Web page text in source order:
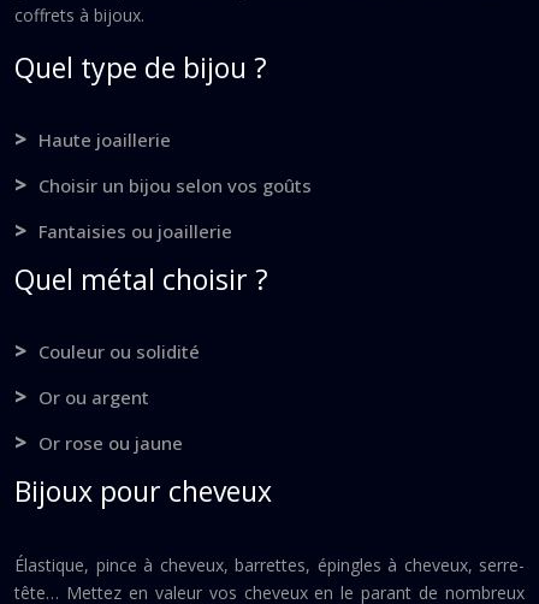
coffrets à bijoux.
Quel type de bijou ?
Haute joaillerie
Choisir un bijou selon vos goûts
Fantaisies ou joaillerie
Quel métal choisir ?
Couleur ou solidité
Or ou argent
Or rose ou jaune
Bijoux pour cheveux
Élastique, pince à cheveux, barrettes, épingles à cheveux, serre-
tête… Mettez en valeur vos cheveux en le parant de nombreux